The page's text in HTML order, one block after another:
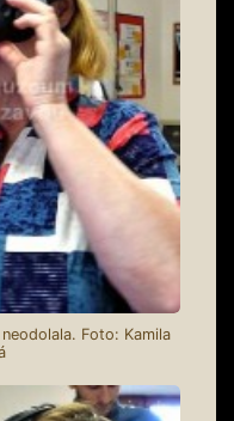
Foto: Kamila